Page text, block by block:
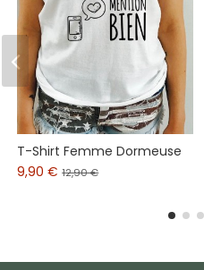
T-Shirt Femme Dormeuse
9,90 €12,90 €